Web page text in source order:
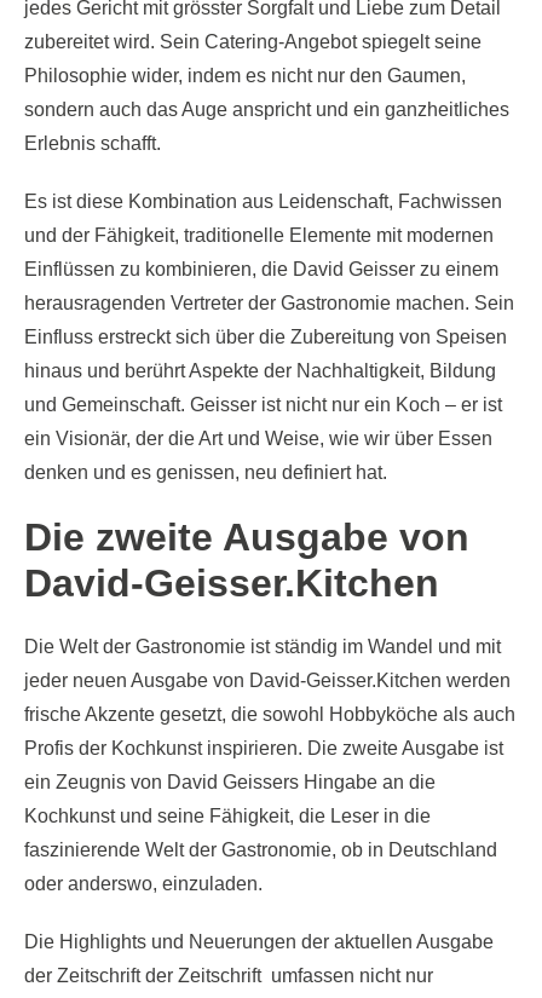
jedes Gericht mit grösster Sorgfalt und Liebe zum Detail
zubereitet wird. Sein Catering-Angebot spiegelt seine
Philosophie wider, indem es nicht nur den Gaumen,
sondern auch das Auge anspricht und ein ganzheitliches
Erlebnis schafft.
Es ist diese Kombination aus Leidenschaft, Fachwissen
und der Fähigkeit, traditionelle Elemente mit modernen
Einflüssen zu kombinieren, die David Geisser zu einem
herausragenden Vertreter der Gastronomie machen. Sein
Einfluss erstreckt sich über die Zubereitung von Speisen
hinaus und berührt Aspekte der Nachhaltigkeit, Bildung
und Gemeinschaft. Geisser ist nicht nur ein Koch – er ist
ein Visionär, der die Art und Weise, wie wir über Essen
denken und es genissen, neu definiert hat.
Die zweite Ausgabe von
David-Geisser.Kitchen
Die Welt der Gastronomie ist ständig im Wandel und mit
jeder neuen Ausgabe von David-Geisser.Kitchen werden
frische Akzente gesetzt, die sowohl Hobbyköche als auch
Profis der Kochkunst inspirieren. Die zweite Ausgabe ist
ein Zeugnis von David Geissers Hingabe an die
Kochkunst und seine Fähigkeit, die Leser in die
faszinierende Welt der Gastronomie, ob in Deutschland
oder anderswo, einzuladen.
Die Highlights und Neuerungen der aktuellen Ausgabe
der Zeitschrift der Zeitschrift umfassen nicht nur